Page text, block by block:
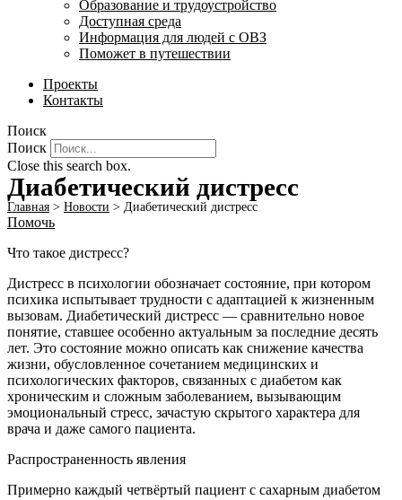
Образование и трудоустройство
Доступная среда
Информация для людей с ОВЗ
Поможет в путешествии
Проекты
Контакты
Поиск
Поиск
Close this search box.
Диабетический дистресс
Главная > Новости > Диабетический дистресс
Помочь
Что такое дистресс?
Дистресс в психологии обозначает состояние, при котором
психика испытывает трудности с адаптацией к жизненным
вызовам. Диабетический дистресс — сравнительно новое
понятие, ставшее особенно актуальным за последние десять
лет. Это состояние можно описать как снижение качества
жизни, обусловленное сочетанием медицинских и
психологических факторов, связанных с диабетом как
хроническим и сложным заболеванием, вызывающим
эмоциональный стресс, зачастую скрытого характера для
врача и даже самого пациента.
Распространенность явления
Примерно каждый четвёртый пациент с сахарным диабетом